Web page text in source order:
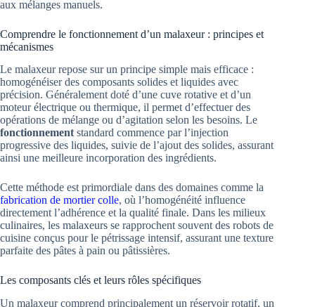
aux mélanges manuels.
Comprendre le fonctionnement d’un malaxeur : principes et
mécanismes
Le malaxeur repose sur un principe simple mais efficace :
homogénéiser des composants solides et liquides avec
précision. Généralement doté d’une cuve rotative et d’un
moteur électrique ou thermique, il permet d’effectuer des
opérations de mélange ou d’agitation selon les besoins. Le
fonctionnementstandard commence par l’injection
progressive des liquides, suivie de l’ajout des solides, assurant
ainsi une meilleure incorporation des ingrédients.
Cette méthode est primordiale dans des domaines comme la
fabrication de mortier colle, où l’homogénéité influence
directement l’adhérence et la qualité finale. Dans les milieux
culinaires, les malaxeurs se rapprochent souvent des robots de
cuisine conçus pour le pétrissage intensif, assurant une texture
parfaite des pâtes à pain ou pâtissières.
Les composants clés et leurs rôles spécifiques
Un malaxeur comprend principalement un réservoir rotatif, un